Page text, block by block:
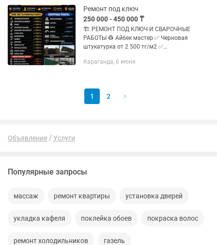
платный
Ремонт под ключ
250 000 - 450 000 ₸
🏗 РЕМОНТ ПОД КЛЮЧ И СВАРОЧНЫЕ
РАБОТЫ 👷 Айбек мастер ✅ Черновая
штукатурка от 2 500 тг/м2 ✅
✅ Левкас от 1 500 тг/м2 ✅ Шпаклевка
Караганда, 6 июня
1 2
Объявления Услуги
Популярные запросы
массаж ремонт квартиры установка дверей
укладка кафеля поклейка обоев покраска волос
ремонт холодильников газель